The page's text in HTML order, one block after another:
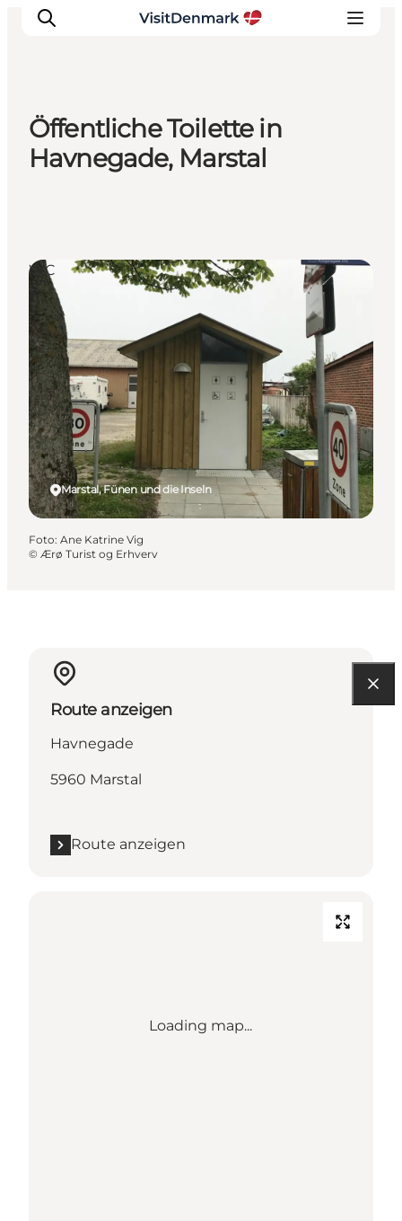
Inspiration
Regionen
Öffentliche Toilette in
Havnegade, Marstal
Marstal, Fünen und die Inseln
WC
Foto: Ane Katrine Vig
© Ærø Turist og Erhverv
Route anzeigen
Havnegade
5960 Marstal
Route anzeigen
Loading map...